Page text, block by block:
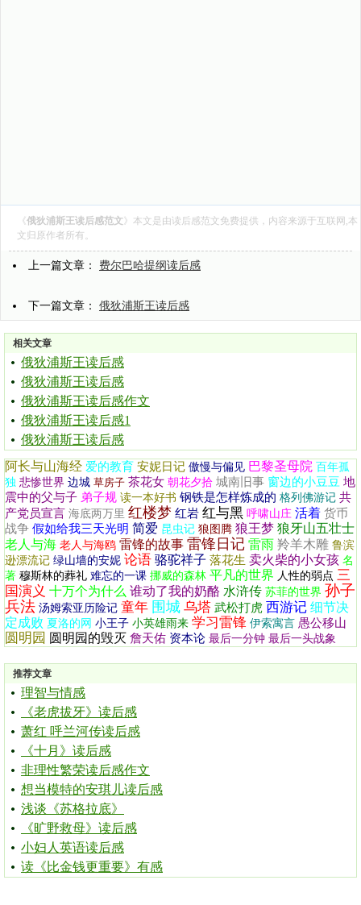
《俄狄浦斯王读后感范文》本文是由读后感范文免费提供，内容来源于互联网,本
文归原作者所有。
上一篇文章： 费尔巴哈提纲读后感
下一篇文章： 俄狄浦斯王读后感
相关文章
俄狄浦斯王读后感
俄狄浦斯王读后感
俄狄浦斯王读后感作文
俄狄浦斯王读后感1
俄狄浦斯王读后感
阿长与山海经 爱的教育 安妮日记 傲慢与偏见 巴黎圣母院 百年孤
独 悲惨世界 边城 草房子 茶花女 朝花夕拾 城南旧事 窗边的小豆豆 地
震中的父与子 弟子规 读一本好书 钢铁是怎样炼成的 格列佛游记 共
产党员宣言 海底两万里 红楼梦 红岩 红与黑 呼啸山庄 活着 货币
战争 假如给我三天光明 简爱 昆虫记 狼图腾 狼王梦 狼牙山五壮士
老人与海 老人与海鸥 雷锋的故事 雷锋日记 雷雨 羚羊木雕 鲁滨
逊漂流记 绿山墙的安妮 论语 骆驼祥子 落花生 卖火柴的小女孩 名
著 穆斯林的葬礼 难忘的一课 挪威的森林 平凡的世界 人性的弱点 三
国演义 十万个为什么 谁动了我的奶酪 水浒传 苏菲的世界 孙子
兵法 汤姆索亚历险记 童年 围城 乌塔 武松打虎 西游记 细节决
定成败 夏洛的网 小王子 小英雄雨来 学习雷锋 伊索寓言 愚公移山
圆明园 圆明园的毁灭 詹天佑 资本论 最后一分钟 最后一头战象
推荐文章
理智与情感
《老虎拔牙》读后感
萧红 呼兰河传读后感
《十月》读后感
非理性繁荣读后感作文
想当模特的安琪儿读后感
浅谈《苏格拉底》
《旷野救母》读后感
小妇人英语读后感
读《比金钱更重要》有感